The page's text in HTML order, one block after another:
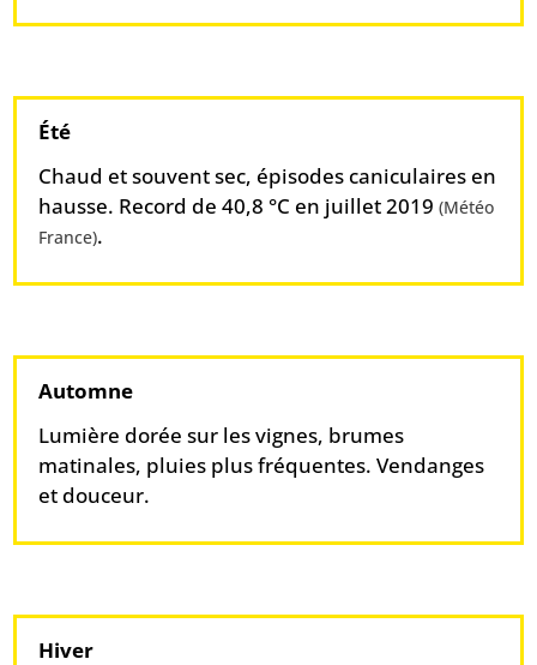
Été
Chaud et souvent sec, épisodes caniculaires en
hausse. Record de 40,8 °C en juillet 2019(Météo
France).
Automne
Lumière dorée sur les vignes, brumes
matinales, pluies plus fréquentes. Vendanges
et douceur.
Hiver